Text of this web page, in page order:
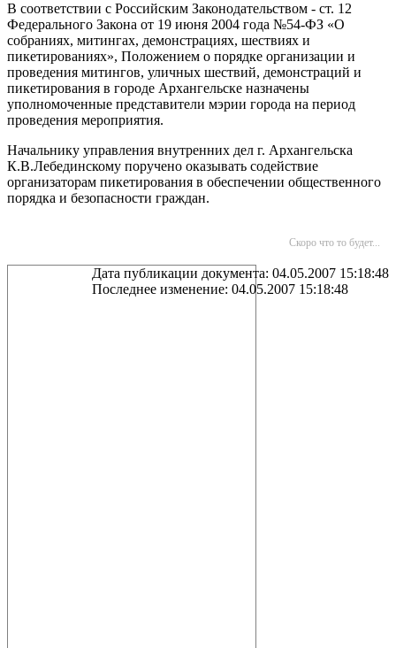
В соответствии с Российским Законодательством - ст. 12
Федерального Закона от 19 июня 2004 года №54-ФЗ «О
собраниях, митингах, демонстрациях, шествиях и
пикетированиях», Положением о порядке организации и
проведения митингов, уличных шествий, демонстраций и
пикетирования в городе Архангельске назначены
уполномоченные представители мэрии города на период
проведения мероприятия.
Начальнику управления внутренних дел г. Архангельска
К.В.Лебединскому поручено оказывать содействие
организаторам пикетирования в обеспечении общественного
порядка и безопасности граждан.
Скоро что то будет...
Дата публикации документа: 04.05.2007 15:18:48
Последнее изменение: 04.05.2007 15:18:48